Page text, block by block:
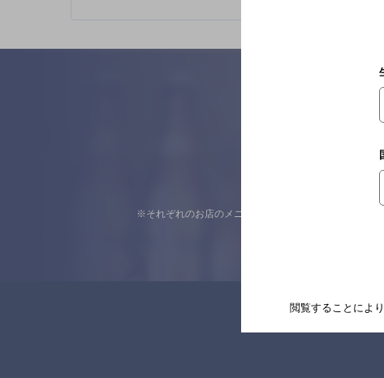
※それぞれのお店のメニューや営業時間などの掲載情報
閲覧することにより